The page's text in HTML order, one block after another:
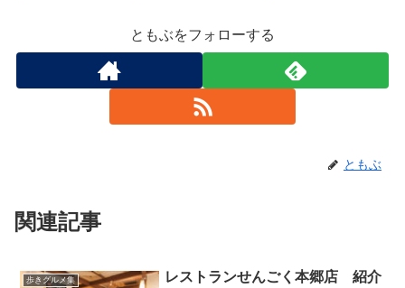
ともぶをフォローする
ともぶ
関連記事
歩きグルメ集 レストランせんごく本郷店 紹介